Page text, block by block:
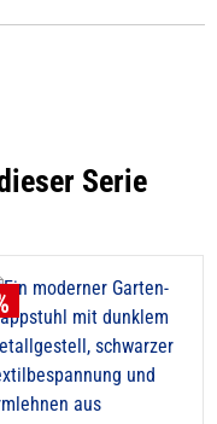
Serie